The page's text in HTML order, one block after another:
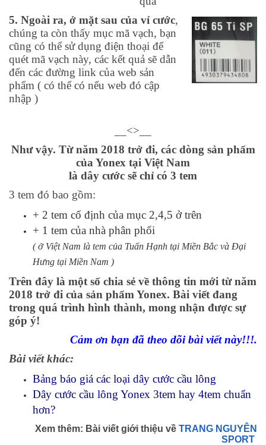
5. Ngoài ra, ở mặt sau của vỉ cước,
chúng ta còn thấy mục mã vạch, bạn
cũng có thể sử dụng điện thoại để
quét mã vạch này, các kết quả sẽ dẫn
đến các đường link của web sản
phẩm ( có thể có nếu web đó cập
nhập )
__<>__
Như vậy. Từ năm 2018 trở đi, các dòng sản phẩm
của Yonex tại Việt Nam
là dây cước sẽ chỉ có 3 tem
3 tem đó bao gồm:
+ 2 tem cố định của mục 2,4,5 ở trên
+ 1 tem của nhà phân phối
( ở Việt Nam là tem của Tuấn Hạnh tại Miền Bắc và Đại
Hưng tại Miền Nam )
Trên đây là một số chia sẻ về thông tin mới từ năm
2018 trở đi của sản phẩm Yonex. Bài viết đang
trong quá trình hình thành, mong nhận được sự
góp ý!
Cảm ơn bạn đã theo dõi bài viết này!!!.
Bài viết khác:
Bảng báo giá các loại dây cước cầu lông
Dây cước cầu lông Yonex 3tem hay 4tem chuẩn
hơn?
Xem thêm: Bài viết giới thiệu về TRANG NGUYÊN
SPORT